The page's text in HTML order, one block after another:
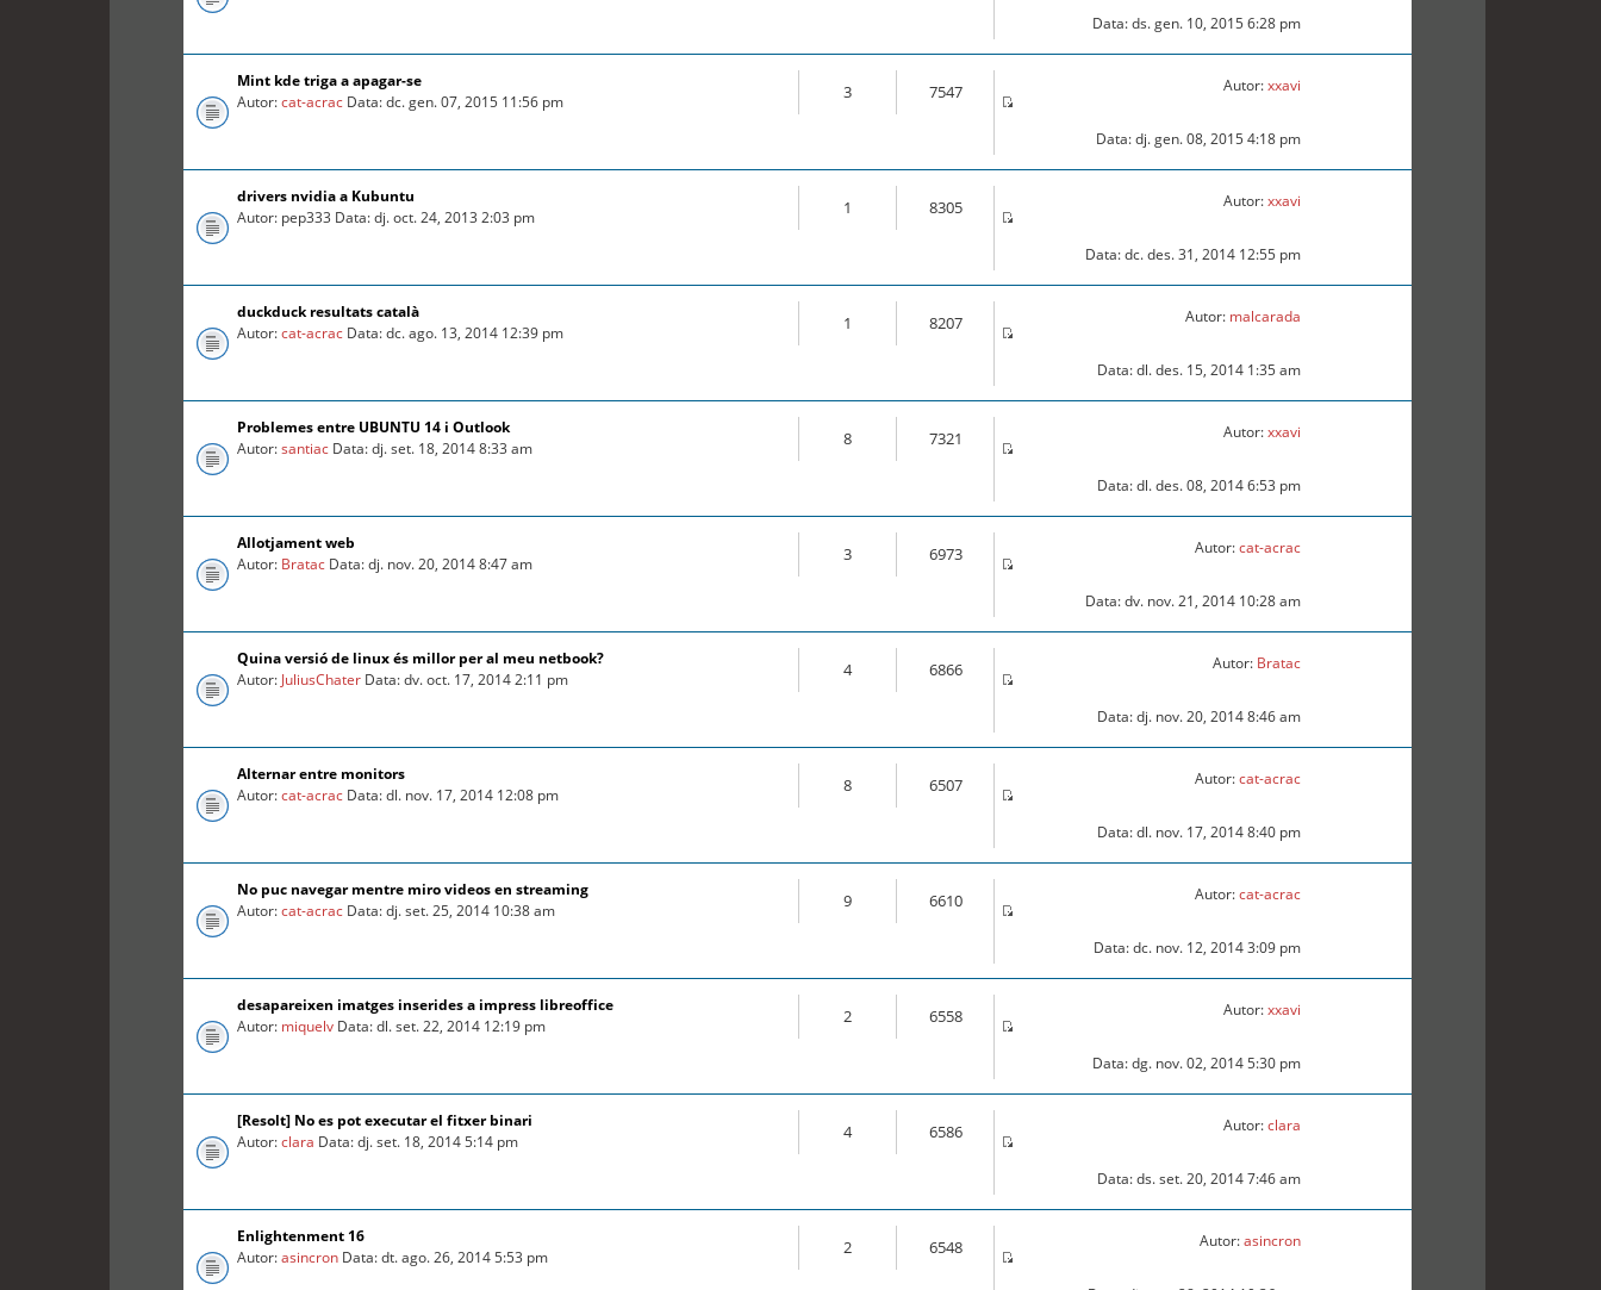
Data: ds. gen. 10, 2015 6:28 pm
Mint kde triga a apagar-se
Autor:cat-acrac Data: dc. gen. 07, 2015 11:56 pm 3 7547 Autor:xxavi
Data: dj. gen. 08, 2015 4:18 pm
drivers nvidia a Kubuntu
Autor: pep333 Data: dj. oct. 24, 2013 2:03 pm
1 8305 Autor:xxavi
Data: dc. des. 31, 2014 12:55 pm
duckduck resultats català
Autor:cat-acrac Data: dc. ago. 13, 2014 12:39 pm 1 8207 Autor: malcarada
Data: dl. des. 15, 2014 1:35 am
Problemes entre UBUNTU 14 i Outlook
Autor:santiac Data: dj. set. 18, 2014 8:33 am 8 7321 Autor:xxavi
Data: dl. des. 08, 2014 6:53 pm
Allotjament web
Autor: Bratac Data: dj. nov. 20, 2014 8:47 am 3 6973 Autor:cat-acrac
Data: dv. nov. 21, 2014 10:28 am
Quina versió de linux és millor per al meu netbook?
Autor: JuliusChater Data: dv. oct. 17, 2014 2:11 pm 4 6866 Autor: Bratac
Data: dj. nov. 20, 2014 8:46 am
Alternar entre monitors
Autor:cat-acrac Data: dl. nov. 17, 2014 12:08 pm 8 6507 Autor:cat-acrac
Data: dl. nov. 17, 2014 8:40 pm
No puc navegar mentre miro videos en streaming
Autor:cat-acrac Data: dj. set. 25, 2014 10:38 am 9 6610 Autor:cat-acrac
Data: dc. nov. 12, 2014 3:09 pm
desapareixen imatges inserides a impress libreoffice
Autor: miquelv Data: dl. set. 22, 2014 12:19 pm 2 6558 Autor:xxavi
Data: dg. nov. 02, 2014 5:30 pm
[Resolt] No es pot executar el fitxer binari
Autor:clara Data: dj. set. 18, 2014 5:14 pm 4 6586 Autor:clara
Data: ds. set. 20, 2014 7:46 am
Enlightenment 16
Autor:asincron Data: dt. ago. 26, 2014 5:53 pm 2 6548 Autor:asincron